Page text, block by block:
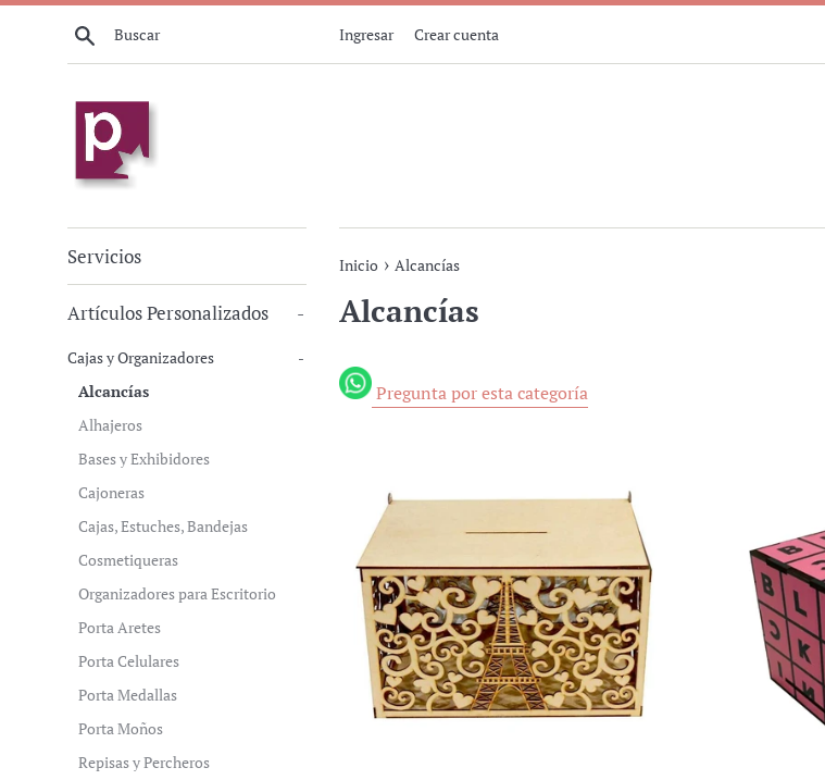
Ir
directamente Buscar Ingresar Crear cuenta
Servicios
Artículos Personalizados -
Cajas y Organizadores
-
Alcancías
Alhajeros
Bases y Exhibidores
Cajoneras
Cajas, Estuches, Bandejas
Cosmetiqueras
Organizadores para Escritorio
Porta Aretes
Porta Celulares
Porta Medallas
Porta Moños
Repisas y Percheros
Inicio › Alcancías
Alcancías
Pregunta por esta categoría